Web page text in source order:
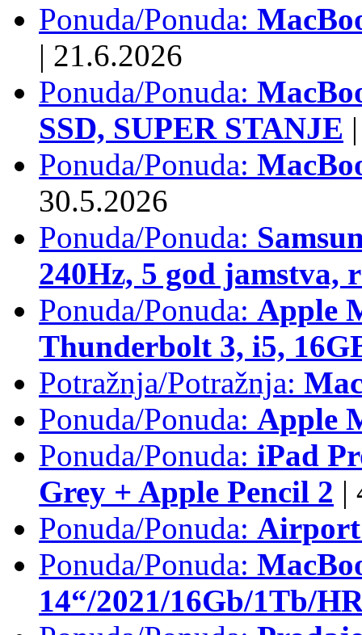
Ponuda/Ponuda:
| 21.6.2026
Ponuda/Ponuda:
SSD, SUPER STANJE |
Ponuda/Ponuda:
30.5.2026
Ponuda/Ponuda:
240Hz, 5 god jamstva,
Ponuda/Ponuda: Apple
Thunderbolt 3, i5,
Potražnja/Potražnja:
Ponuda/Ponuda: Apple
Ponuda/Ponuda: iPad
Grey + Apple Pencil 2 |
Ponuda/Ponuda: Airport
Ponuda/Ponuda:
14“/2021/16Gb/1Tb/